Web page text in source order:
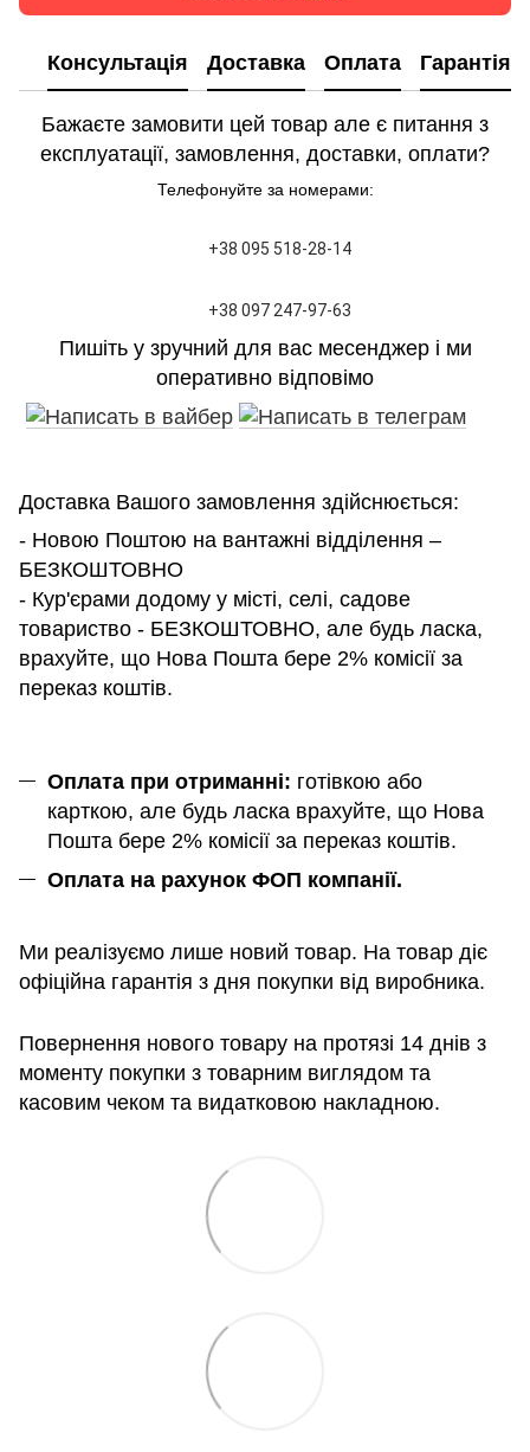
Консультація Доставка Оплата Гарантія
Бажаєте замовити цей товар але є питання з
експлуатації, замовлення, доставки, оплати?
Телефонуйте за номерами:
+38 095 518-28-14
+38 097 247-97-63
Пишіть у зручний для вас месенджер і ми
оперативно відповімо
Доставка Вашого замовлення здійснюється:
- Новою Поштою на вантажні відділення –
БЕЗКОШТОВНО
- Кур'єрами додому у місті, селі, садове
товариство - БЕЗКОШТОВНО, але будь ласка,
врахуйте, що Нова Пошта бере 2% комісії за
переказ коштів.
Оплата при отриманні: готівкою або
карткою, але будь ласка врахуйте, що Нова
Пошта бере 2% комісії за переказ коштів.
Оплата на рахунок ФОП компанії.
Ми реалізуємо лише новий товар. На товар діє
офіційна гарантія з дня покупки від виробника.
Повернення нового товару на протязі 14 днів з
моменту покупки з товарним виглядом та
касовим чеком та видатковою накладною.